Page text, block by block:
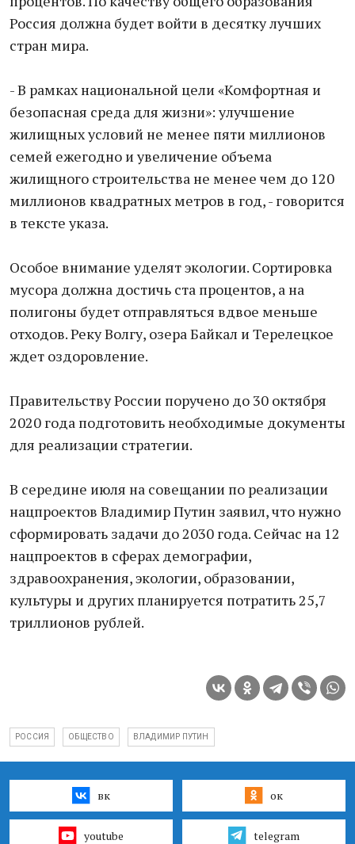
Россия должна будет войти в десятку лучших
стран мира.
- В рамках национальной цели «Комфортная и
безопасная среда для жизни»: улучшение
жилищных условий не менее пяти миллионов
семей ежегодно и увеличение объема
жилищного строительства не менее чем до 120
миллионов квадратных метров в год, - говорится
в тексте указа.
Особое внимание уделят экологии. Сортировка
мусора должна достичь ста процентов, а на
полигоны будет отправляться вдвое меньше
отходов. Реку Волгу, озера Байкал и Терелецкое
ждет оздоровление.
Правительству России поручено до 30 октября
2020 года подготовить необходимые документы
для реализации стратегии.
В середине июля на совещании по реализации
нацпроектов Владимир Путин заявил, что нужно
сформировать задачи до 2030 года. Сейчас на 12
нацпроектов в сферах демографии,
здравоохранения, экологии, образовании,
культуры и других планируется потратить 25,7
триллионов рублей.
РОССИЯ ОБЩЕСТВО ВЛАДИМИР ПУТИН
вк ок
youtube telegram